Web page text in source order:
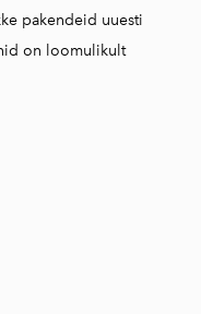
pakendeid uuesti
on loomulikult